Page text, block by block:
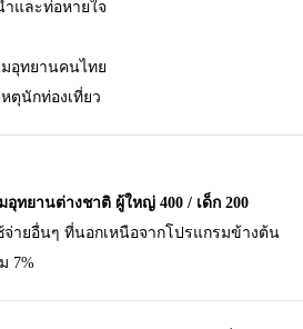
และท่อหายใจ
อุทยานคนไทย
ตุนักท่องเที่ยว
อุทยานต่างชาติ ผู้ใหญ่ 400 / เด็ก 200
ายอื่นๆ ที่นอกเหนือจากโปรแกรมข้างต้น
7%